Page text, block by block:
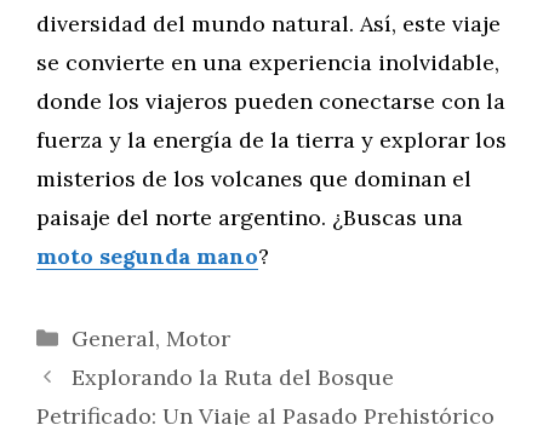
diversidad del mundo natural. Así, este viaje
se convierte en una experiencia inolvidable,
donde los viajeros pueden conectarse con la
fuerza y la energía de la tierra y explorar los
misterios de los volcanes que dominan el
paisaje del norte argentino. ¿Buscas una
moto segunda mano?
Categorías
General, Motor
Explorando la Ruta del Bosque
Petrificado: Un Viaje al Pasado Prehistórico